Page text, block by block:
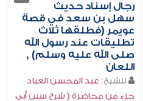
رجال إسناد حديث
سهل بن سعد في قصة
عويمر (فطلقها ثلاث
تطليقات عند رسول الله
صلى الله عليه وسلم) ,
اللعان
للشيخ: عبد المحسن العباد
جزء من محاضرة ( شرح سنن أبي